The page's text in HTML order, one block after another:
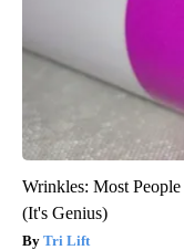
Wrinkles: Most
(It's Genius)
Tri Lift